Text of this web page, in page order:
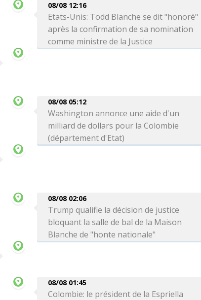
08/08 12:16
Etats-Unis: Todd Blanche se dit "honoré"
après la confirmation de sa nomination
comme ministre de la Justice
08/08 05:12
Washington annonce une aide d'un
milliard de dollars pour la Colombie
(département d'Etat)
08/08 02:06
Trump qualifie la décision de justice
bloquant la salle de bal de la Maison
Blanche de "honte nationale"
08/08 01:45
Colombie: le président de la Espriella